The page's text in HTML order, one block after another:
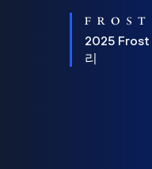
2025 Frost
리